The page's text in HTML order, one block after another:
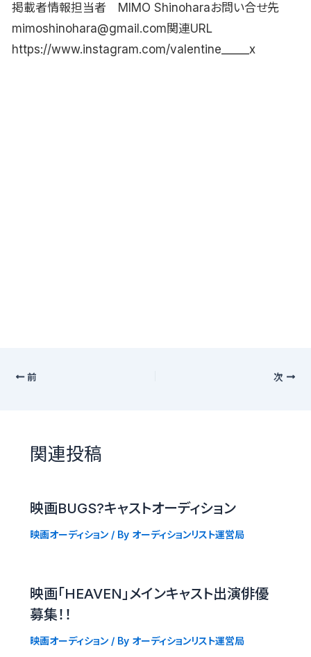
掲載者情報担当者 MIMO Shinoharaお問い合せ先
mimoshinohara@gmail.com関連URL
https://www.instagram.com/valentine_____x
前 次
関連投稿
映画BUGS?キャストオーディション
映画オーディション/ By オーディションリスト運営局
映画「HEAVEN」メインキャスト出演俳優
募集！！
映画オーディション/ By オーディションリスト運営局